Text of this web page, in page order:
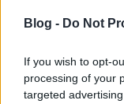
Blog - Do Not
If you wish to opt-
processing of your
targeted
hőseink
évad javított
epizóddal
ebbe a csapdába.